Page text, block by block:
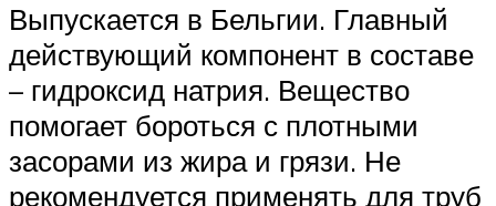
Выпускается в Бельгии. Главный
действующий компонент в составе
– гидроксид натрия. Вещество
помогает бороться с плотными
засорами из жира и грязи. Не
рекомендуется применять для труб